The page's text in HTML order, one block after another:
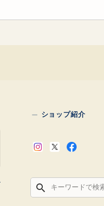
ショップ紹介
search